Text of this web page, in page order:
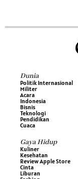
Dunia
Politik Internasional
Militer
Acara
Indonesia
Bisnis
Teknologi
Pendidikan
Cuaca
Gaya Hidup
Kuliner
Kesehatan
Review Apple Store
Cinta
Liburan